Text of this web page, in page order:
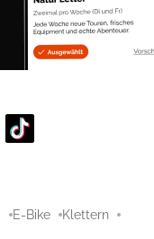
E-Bike Klettern